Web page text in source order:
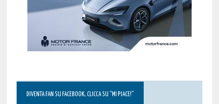
DIVENTA FAN SU FACEBOOK, CLICCA SU “MI PIACE!”